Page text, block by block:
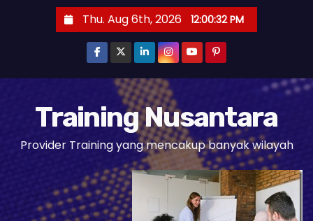
Thu. Aug 6th, 2026 12:00:33 PM
Training Nusantara
Provider Training yang mencakup banyak wilayah